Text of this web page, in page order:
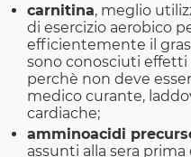
carnitina, meglio
di esercizio aerobico
efficientemente il
sono conosciuti
perchè non deve
medico curante,
cardiache;
amminoacidi
assunti alla sera